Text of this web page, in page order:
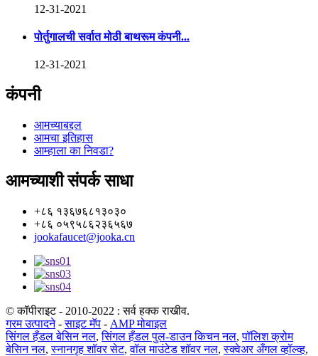
12-31-2021
पोर्तुगालची सर्वात मोठी बाथरूम कंपनी...
12-31-2021
कंपनी
आमच्याबद्दल
आमचा इतिहास
आम्हाला का निवडा?
आमच्याशी संपर्क साधा
+८६ १३६७६८१३०३०
+८६ ०५९५८६२३६५६७
jookafaucet@jooka.cn
© कॉपीराइट - 2010-2022 : सर्व हक्क राखीव.
गरम उत्पादने-साइट मॅप - AMP मोबाइल
सिंगल हँडल बेसिन नल,सिंगल हँडल पुल-डाउन किचन नल,पॉलिश क्रोम
बेसिन नल,स्नानगृह शॉवर सेट,वॉल माउंटेड शॉवर नल,स्क्वेअर अँगल व्हॉल्व्ह,